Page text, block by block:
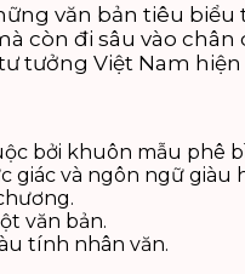
văn bản tiêu biểu
còn đi sâu vào
tưởng Việt Nam hiện
bởi khuôn mẫu phê
giác và ngôn ngữ giàu
văn bản.
tính nhân văn.